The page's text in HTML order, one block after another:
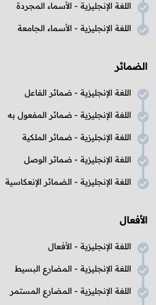
اللغة الإنجليزية - الأسماء المجردة
اللغة الإنجليزية - الأسماء الجامعة
الضمائر
اللغة الإنجليزية - ضمائر الفاعل
اللغة الإنجليزية - ضمائر المفعول به
اللغة الإنجليزية - ضمائر الملكية
اللغة الإنجليزية - ضمائر الوصل
اللغة الإنجليزية - الضمائر الإنعكاسية
الأفعال
اللغة الإنجليزية - الأفعال
اللغة الإنجليزية - المضارع البسيط
اللغة الإنجليزية - المضارع المستمر